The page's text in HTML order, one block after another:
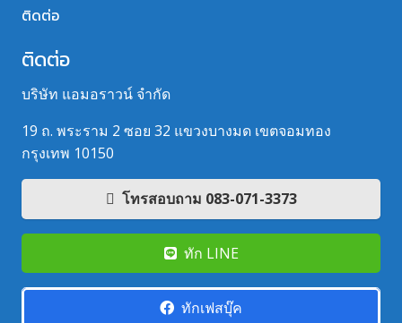
ติดต่อ
ติดต่อ
บริษัท แอมอราวน์ จำกัด
19 ถ. พระราม 2 ซอย 32 แขวงบางมด เขตจอมทอง
กรุงเทพ 10150
โทรสอบถาม 083-071-3373
ทัก LINE
ทักเฟสบุ๊ค